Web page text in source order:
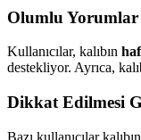
Olumlu Yorumlar
Kullanıcılar, kalıbın
destekliyor. Ayrıca,
Dikkat Edilmesi
Bazı kullanıcılar